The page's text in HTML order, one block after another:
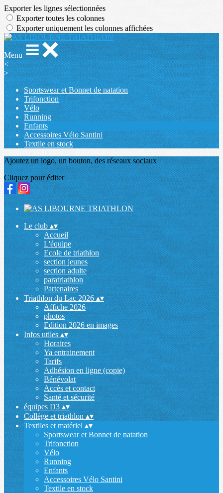
Exporter les lignes sélectionnées
Exporter toutes les colonnes
Exporter uniquement les colonnes affichées
Menu
<
>
Sportswear et Bonnet de natation
Trifonction
Vélo
Running
Enfants
Accessoires Vélo Santini
Textile en stock
Ajoutez un logo, un bouton, des réseaux sociaux
Cliquez pour éditer
Le club▴▾
Accueil
L'équipe
Ecole de triathlon
section jeunes
section adulte
paratriathlon
Partenaires
Triathlon du Lac 2026▴▾
Affiche 2026
photos
Edition 2026 en images
Infos utiles▴▾
Horaires
Ya entrainement
Tarifs
Adhésion en ligne (copie)
Bénévolat
Accès et contact
Santé et sécurité
équipes D3▴▾
Collège et triathlon▴▾
Textiles et matériel ▴▾
Sportswear et Bonnet de natation
Trifonction
Vélo
Running
Enfants
Accessoires Vélo Santini
Textile en stock